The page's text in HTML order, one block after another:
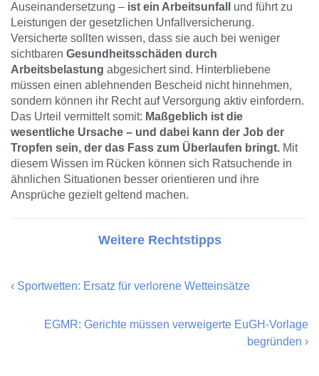
Auseinandersetzung – ist ein Arbeitsunfall
und führt zu
Leistungen der gesetzlichen Unfallversicherung.
Versicherte sollten wissen, dass sie auch bei weniger
sichtbaren Gesundheitsschäden durch
Arbeitsbelastung abgesichert sind. Hinterbliebene
müssen einen ablehnenden Bescheid nicht hinnehmen,
sondern können ihr Recht auf Versorgung aktiv einfordern.
Das Urteil vermittelt somit: Maßgeblich ist die
wesentliche Ursache – und dabei kann der Job der
Tropfen sein, der das Fass zum Überlaufen bringt. Mit
diesem Wissen im Rücken können sich Ratsuchende in
ähnlichen Situationen besser orientieren und ihre
Ansprüche gezielt geltend machen.
Weitere Rechtstipps
‹ Sportwetten: Ersatz für verlorene Wetteinsätze
EGMR: Gerichte müssen verweigerte EuGH-Vorlage
begründen ›